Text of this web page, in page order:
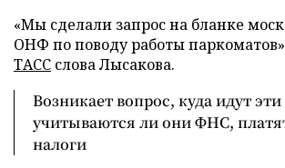
«Мы сделали запрос на бланке
ОНФ по поводу работы
ТАСС слова Лысакова.
Возникает вопрос, куда идут
учитываются ли они ФНС,
налоги